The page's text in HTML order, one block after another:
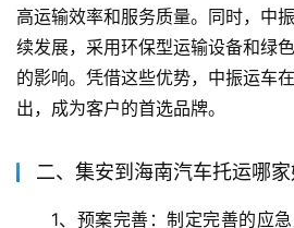
高运输效率和服务质量。同时，中
续发展，采用环保型运输设备和绿
的影响。凭借这些优势，中振运车
出，成为客户的首选品牌。
二、集安到海南汽车托运哪
1、预案完善：制定完善的应